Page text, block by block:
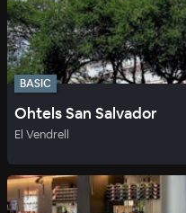
BASIC
Ohtels San Salvador
El Vendrell